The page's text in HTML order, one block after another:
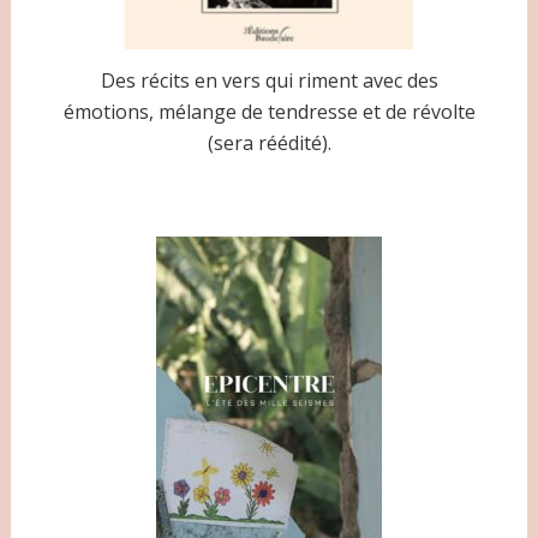
Des récits en vers qui riment avec des
émotions, mélange de tendresse et de révolte
(sera réédité).